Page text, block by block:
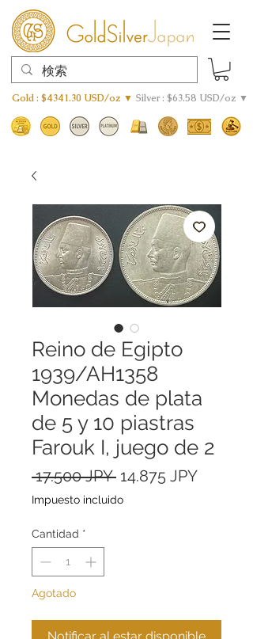
Gold : $4341.30 USD/oz ▼ Silver : $63.58 USD/oz ▼
Reino de Egipto
1939/AH1358
Monedas de plata
de 5 y 10 piastras
Farouk I, juego de 2
17.500 JPY Precio
14.875 JPYPrecio
Impuesto incluido
Cantidad *
Agotado
Notificar al estar disponible